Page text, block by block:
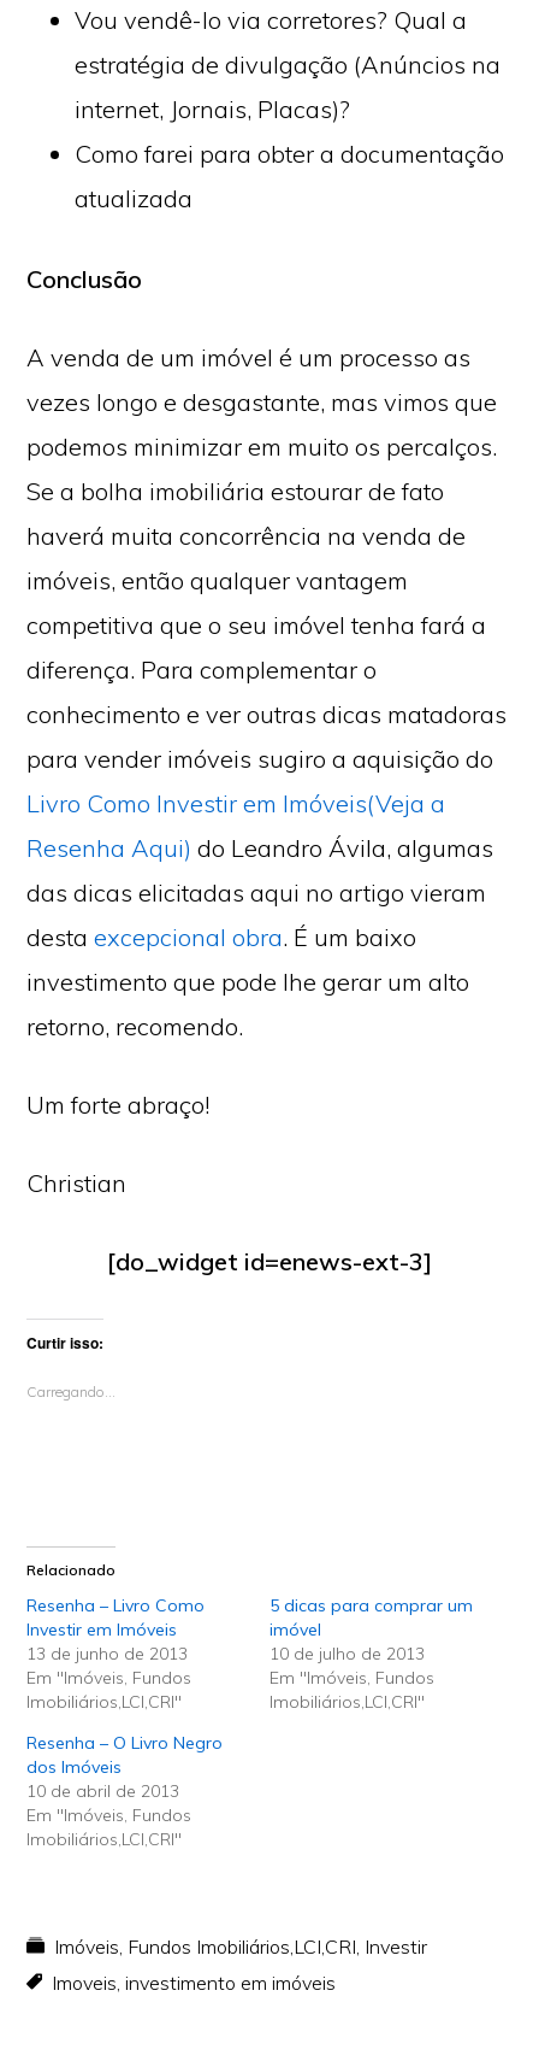
Vou vendê-lo via corretores? Qual a
estratégia de divulgação (Anúncios na
internet, Jornais, Placas)?
Como farei para obter a documentação
atualizada
Conclusão
A venda de um imóvel é um processo as
vezes longo e desgastante, mas vimos que
podemos minimizar em muito os percalços.
Se a bolha imobiliária estourar de fato
haverá muita concorrência na venda de
imóveis, então qualquer vantagem
competitiva que o seu imóvel tenha fará a
diferença. Para complementar o
conhecimento e ver outras dicas matadoras
para vender imóveis sugiro a aquisição do
Livro Como Investir em Imóveis(Veja a
Resenha Aqui) do Leandro Ávila, algumas
das dicas elicitadas aqui no artigo vieram
desta excepcional obra. É um baixo
investimento que pode lhe gerar um alto
retorno, recomendo.
Um forte abraço!
Christian
[do_widget id=enews-ext-3]
Curtir isso:
Carregando...
Relacionado
Resenha – Livro Como
Investir em Imóveis
13 de junho de 2013
Em "Imóveis, Fundos
Imobiliários,LCI,CRI"
5 dicas para comprar um
imóvel
10 de julho de 2013
Em "Imóveis, Fundos
Imobiliários,LCI,CRI"
Resenha – O Livro Negro
dos Imóveis
10 de abril de 2013
Em "Imóveis, Fundos
Imobiliários,LCI,CRI"
Imóveis, Fundos Imobiliários,LCI,CRI, Investir
Imoveis,investimento em imóveis